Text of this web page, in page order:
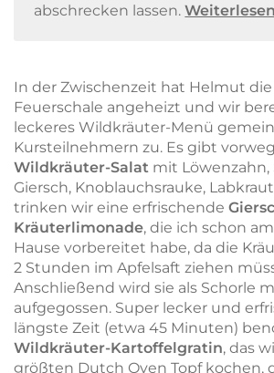
abschrecken lassen.
In der Zwischenzeit hat Helmut
Feuerschale angeheizt und wir
leckeres Wildkräuter-Menü
Kursteilnehmern zu. Es gibt
Wildkräuter-Salat mit
Giersch, Knoblauchsrauke,
trinken wir eine erfrischende
Kräuterlimonade, die ich schon
Hause vorbereitet habe, da die
2 Stunden im Apfelsaft ziehen
Anschließend wird sie als Schorle
aufgegossen. Super lecker und
längste Zeit (etwa 45 Minuten)
Wildkräuter-Kartoffelgratin, das
größten Dutch Oven Topf kochen,